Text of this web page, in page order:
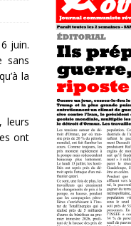
juin.
sans
la
leurs
ont